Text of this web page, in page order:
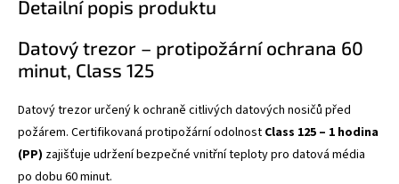
Detailní popis produktu
Datový trezor – protipožární ochrana 60
minut, Class 125
Datový trezor určený k ochraně citlivých datových nosičů před
požárem. Certifikovaná protipožární odolnost Class 125 – 1 hodina
(PP) zajišťuje udržení bezpečné vnitřní teploty pro datová média
po dobu 60 minut.